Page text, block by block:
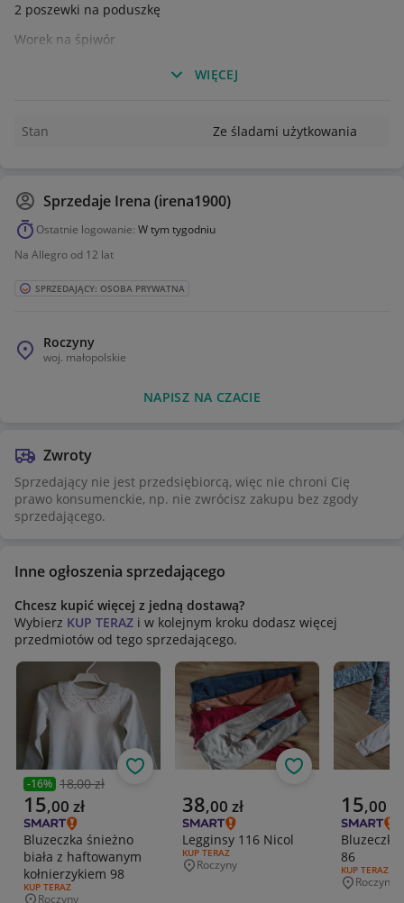
2 poszewki na poduszkę
Worek na śpiwór
Wykonany z bawełny szarej w białe różowe i szare koty i
pluszu bąbelkowego. Zapinany z boku na zamek
WIĘCEJ
Stan Ze śladami użytkowania
Sprzedaje Irena (irena1900)
Ostatnie logowanie: W tym tygodniu
Na Allegro od 12 lat
SPRZEDAJĄCY: OSOBA PRYWATNA
Roczyny
woj. małopolskie
NAPISZ NA CZACIE
Zwroty
Sprzedający nie jest przedsiębiorcą, więc nie chroni Cię
prawo konsumenckie, np. nie zwrócisz zakupu bez zgody
sprzedającego.
Inne ogłoszenia sprzedającego
Chcesz kupić więcej z jedną dostawą?
Wybierz KUP TERAZ i w kolejnym kroku dodasz więcej
przedmiotów od tego sprzedającego.
Poprzednia cena
-16% 18,00 zł
Aktualna cena
15,00 zł
Bluzeczka śnieżno
biała z haftowanym
kołnierzykiem 98
RODZAJ OFERTY:
KUP TERAZ
Roczyny
Obserwuj
Aktualna cena
38,00 zł
Legginsy 116 Nicol
RODZAJ OFERTY:
KUP TERAZ
Miejscowość
Roczyny
Obserwuj
Aktualna
15,00
Bluzeczki
86
RODZAJ
KUP TERAZ
Roczyny